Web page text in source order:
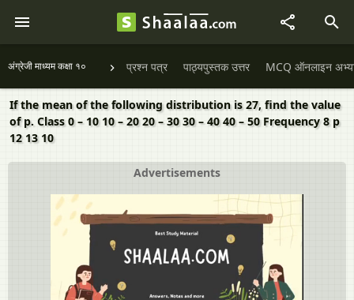
अंग्रेजी माध्यम कक्षा १० प्रश्न पत्र पाठ्यपुस्तक उत्तर MCQ ऑनलाइन
If the mean of the following distribution is 27, find the value
of p. Class 0 – 10 10 – 20 20 – 30 30 – 40 40 – 50 Frequency 8 p
12 13 10
Advertisements